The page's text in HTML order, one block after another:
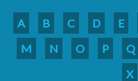
A B C D E
M
N O P Q
X